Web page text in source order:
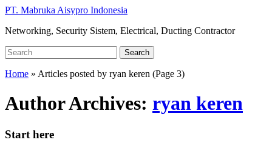
Skip
main
PT. Mabruka Aisypro Indonesia
Networking, Security Sistem, Electrical, Ducting Contractor
Search
for:
Search
Home » Articles posted by ryan keren (Page 3)
Author Archives: ryan keren
Start here